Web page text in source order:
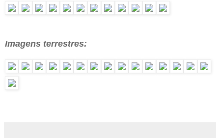
Imagens terrestres: